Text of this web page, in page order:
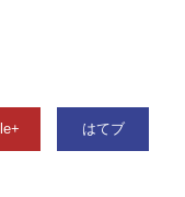
はてブ